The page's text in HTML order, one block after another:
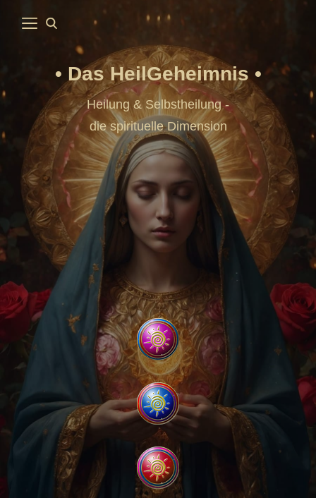
Das HeilGeheimnis
Heilung & Selbstheilung -
die spirituelle Dimension